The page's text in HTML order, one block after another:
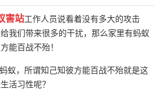
害站工作人员说看着没有多大的攻击
我们带来很多的干扰，那么家里有蚂蚁
能百战不殆！
蚁，所谓知己知彼方能百战不殆就是这
活习性呢？